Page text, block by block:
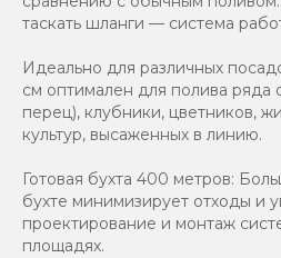
таскать шланги — система
Идеально для различных
см оптимален для полива ряда
перец), клубники, цветников,
культур, высаженных в линию.
Готовая бухта 400 метров:
бухте минимизирует отходы и
проектирование и монтаж
площадях.